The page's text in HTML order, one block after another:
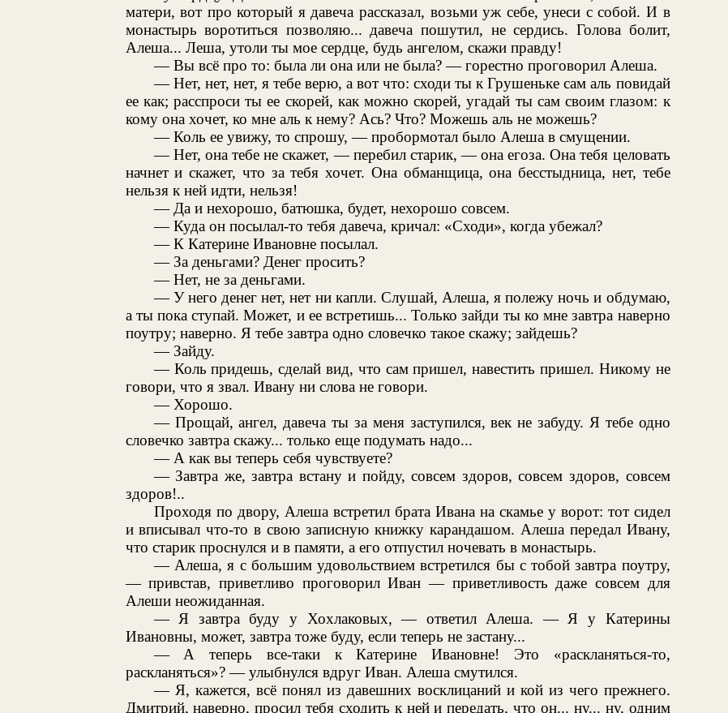
матери, вот про который я давеча рассказал, возьми уж себе, унеси с собой. И в
монастырь воротиться позволяю... давеча пошутил, не сердись. Голова болит,
Алеша... Леша, утоли ты мое сердце, будь ангелом, скажи правду!
— Вы всё про то: была ли она или не была? — горестно проговорил Алеша.
— Нет, нет, нет, я тебе верю, а вот что: сходи ты к Грушеньке сам аль повидай
ее как; расспроси ты ее скорей, как можно скорей, угадай ты сам своим глазом: к
кому она хочет, ко мне аль к нему? Ась? Что? Можешь аль не можешь?
— Коль ее увижу, то спрошу, — пробормотал было Алеша в смущении.
— Нет, она тебе не скажет, — перебил старик, — она егоза. Она тебя целовать
начнет и скажет, что за тебя хочет. Она обманщица, она бесстыдница, нет, тебе
нельзя к ней идти, нельзя!
— Да и нехорошо, батюшка, будет, нехорошо совсем.
— Куда он посылал-то тебя давеча, кричал: «Сходи», когда убежал?
— К Катерине Ивановне посылал.
— За деньгами? Денег просить?
— Нет, не за деньгами.
— У него денег нет, нет ни капли. Слушай, Алеша, я полежу ночь и обдумаю,
а ты пока ступай. Может, и ее встретишь... Только зайди ты ко мне завтра наверно
поутру; наверно. Я тебе завтра одно словечко такое скажу; зайдешь?
— Зайду.
— Коль придешь, сделай вид, что сам пришел, навестить пришел. Никому не
говори, что я звал. Ивану ни слова не говори.
— Хорошо.
— Прощай, ангел, давеча ты за меня заступился, век не забуду. Я тебе одно
словечко завтра скажу... только еще подумать надо...
— А как вы теперь себя чувствуете?
— Завтра же, завтра встану и пойду, совсем здоров, совсем здоров, совсем
здоров!..
Проходя по двору, Алеша встретил брата Ивана на скамье у ворот: тот сидел
и вписывал что-то в свою записную книжку карандашом. Алеша передал Ивану,
что старик проснулся и в памяти, а его отпустил ночевать в монастырь.
— Алеша, я с большим удовольствием встретился бы с тобой завтра поутру,
— привстав, приветливо проговорил Иван — приветливость даже совсем для
Алеши неожиданная.
— Я завтра буду у Хохлаковых, — ответил Алеша. — Я у Катерины
Ивановны, может, завтра тоже буду, если теперь не застану...
— А теперь все-таки к Катерине Ивановне! Это «раскланяться-то,
раскланяться»? — улыбнулся вдруг Иван. Алеша смутился.
— Я, кажется, всё понял из давешних восклицаний и кой из чего прежнего.
Дмитрий, наверно, просил тебя сходить к ней и передать, что он... ну... ну, одним